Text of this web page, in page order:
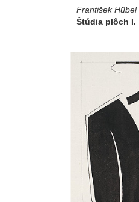
František Hübel
Štúdia plôch I.